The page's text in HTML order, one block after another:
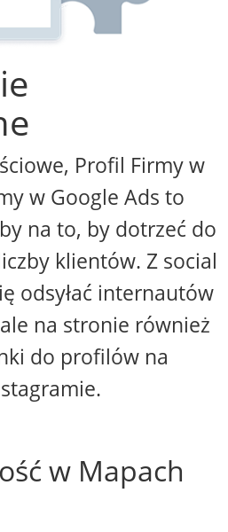
Profil Firmy w
w Google Ads to
na to, by dotrzeć do
klientów. Z social
odsyłać internautów
na stronie również
do profilów na
w Mapach